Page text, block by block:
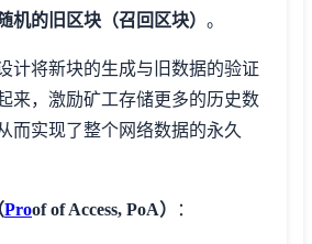
机的旧区块（召回区块） 。
计将新块的生成与旧数据的验证
来，激励矿工存储更多的历史数
而实现了整个网络数据的永久
Proof of Access, PoA） ：